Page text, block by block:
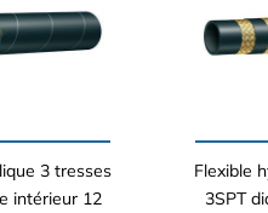
3 tresses
intérieur 12
Flexible
3SPT